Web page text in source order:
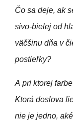
Čo sa deje, ak
sivo-bielej od
väčšinu dňa v
postieľky?
A pri ktorej
Ktorá doslova
nie je jedno,